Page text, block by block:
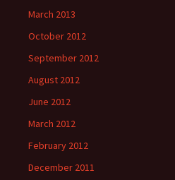
March 2013
October 2012
September 2012
August 2012
June 2012
March 2012
February 2012
December 2011